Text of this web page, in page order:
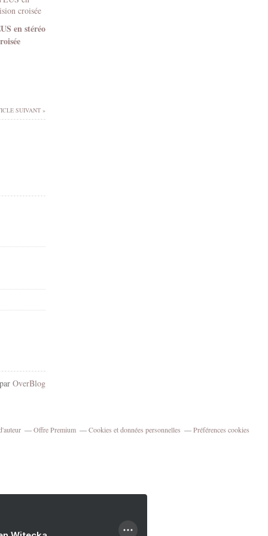
en stéréo
SUIVANT »
OverBlog
Offre Premium Cookies et données personnelles Préférences cookies